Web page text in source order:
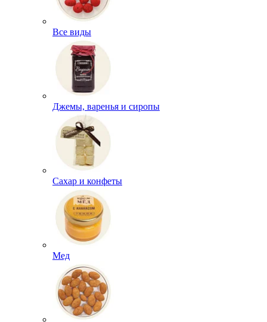
Все виды
Джемы, варенья и сиропы
Сахар и конфеты
Мед